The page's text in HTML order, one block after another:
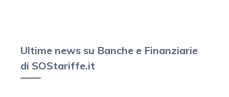
Ultime news su Banche e Finanziarie
di SOStariffe.it